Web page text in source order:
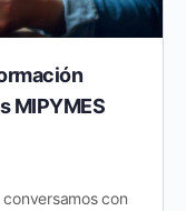
MIPYMES
con